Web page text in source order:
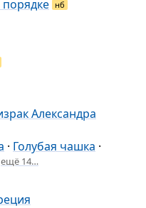
порядке нб
Александра
· Голубая чашка ·
ещё 14…